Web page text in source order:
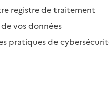
registre de traitement
vos données
pratiques de